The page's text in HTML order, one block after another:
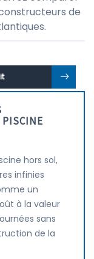
de
hors sol,
infinies
un
à la valeur
sans
de la